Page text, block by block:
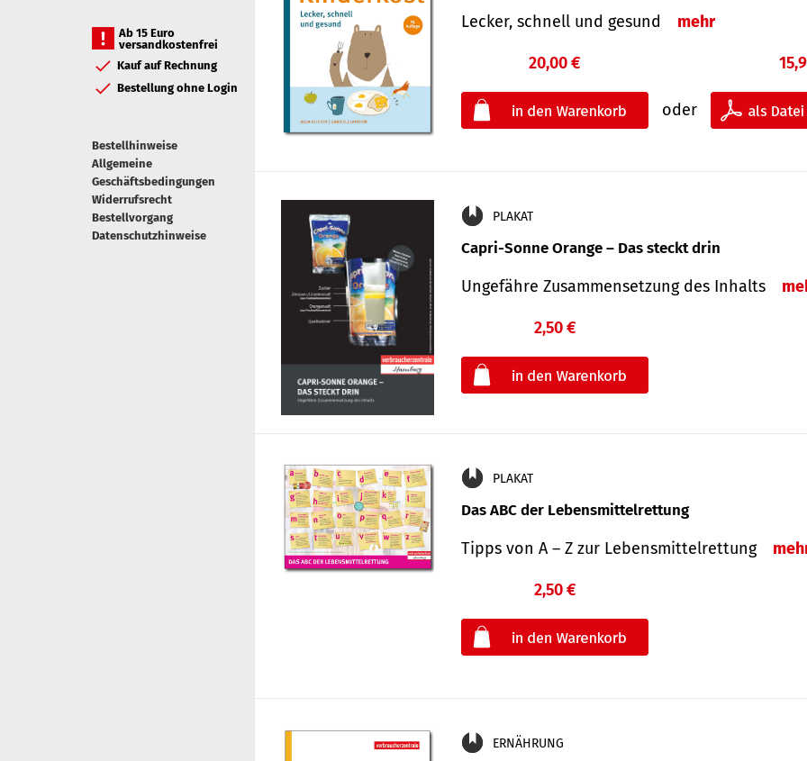
Ab 15 Euro
versandkostenfrei
Kauf auf Rechnung
Bestellung ohne Login
Bestellhinweise
Allgemeine
Geschäftsbedingungen
Widerrufsrecht
Bestellvorgang
Datenschutzhinweise
Lecker, schnell und gesund mehr
20,00 €
oder
PLAKAT
Capri-Sonne Orange – Das steckt drin
Ungefähre Zu­sammen­setzung des Inhalts
2,50 €
PLAKAT
Das ABC der Lebensmittelrettung
Tipps von A – Z zur Lebensmittelrettung
2,50 €
ERNÄHRUNG